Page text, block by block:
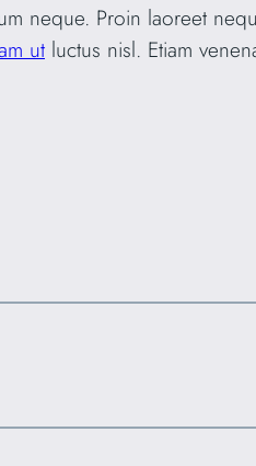
neque. Proin laoreet
ut luctus nisl. Etiam